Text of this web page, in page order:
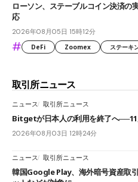
ローソン、ステーブルコイン決済の
応
2026年08月05日 15時12分
# DeFi Zoomex ステーキ
取引所ニュース
ニュース 取引所ニュース
Bitgetが日本人の利用を終了へ
2026年08月03日 12時24分
ニュース 取引所ニュース
韓国Google Play、海外暗号資産取